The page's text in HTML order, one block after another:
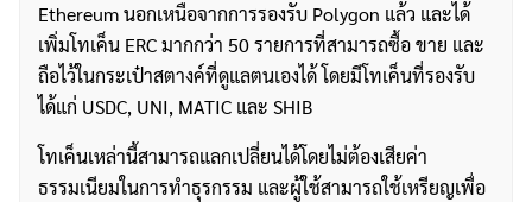
Ethereum นอกเหนือจากการรองรับ Polygon แล้ว และได้
เพิ่มโทเค็น ERC มากกว่า 50 รายการที่สามารถซื้อ ขาย และ
ถือไว้ในกระเป๋าสตางค์ที่ดูแลตนเองได้ โดยมีโทเค็นที่รองรับ
ได้แก่ USDC, UNI, MATIC และ SHIB
โทเค็นเหล่านี้สามารถแลกเปลี่ยนได้โดยไม่ต้องเสียค่า
ธรรมเนียมในการทำธุรกรรม และผู้ใช้สามารถใช้เหรียญเพื่อ